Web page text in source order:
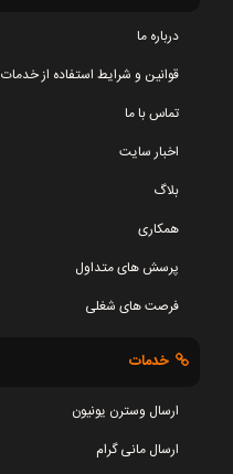
درباره ما
قوانین و شرایط استفاده از خدمات
تماس با ما
اخبار سایت
بلاگ
همکاری
پرسش های متداول
فرصت های شغلی
خدمات
ارسال وسترن یونیون
ارسال مانی گرام